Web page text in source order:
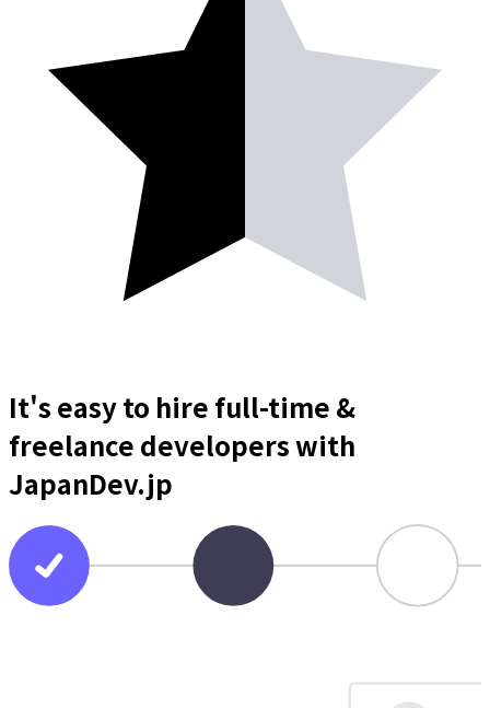
It's easy to hire full-time &
freelance developerswith
JapanDev.jp